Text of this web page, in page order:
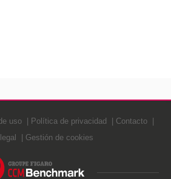
uso Política de privacidad
Contacto
Gestión de cookies